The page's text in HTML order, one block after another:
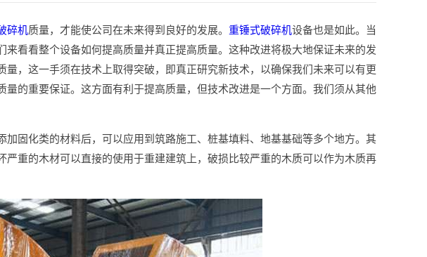
碎机质量，才能使公司在未来得到良好的发展。 重锤式破碎机设备也是如此。当
看看整个设备如何提高质量并真正提高质量。这种改进将极大地保证未来的发
，这一手须在技术上取得突破，即真正研究新技术，以确保我们未来可以有更
的重要保证。这方面有利于提高质量，但技术改进是一个方面。我们须从其他
固化类的材料后，可以应用到筑路施工、桩基填料、地基基础等多个地方。其
重的木材可以直接的使用于重建建筑上，破损比较严重的木质可以作为木质再